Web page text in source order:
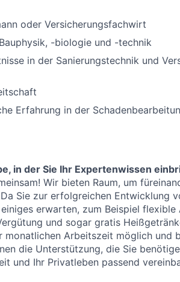
oder Versicherungsfachwirt
-biologie und -technik
in der Sanierungstechnik und
Erfahrung in der
in der Sie Ihr Expertenwissen
Wir bieten Raum, um
Sie zur erfolgreichen Entwicklung
erwarten, zum Beispiel
und sogar gratis
Arbeitszeit möglich und
die Unterstützung, die Sie
und Ihr Privatleben passend